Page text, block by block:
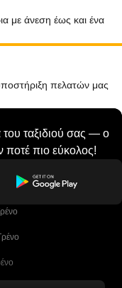
με άνεση έως και ένα
πελατών μας
ταξιδιού σας — ο
ποτέ πιο εύκολος!